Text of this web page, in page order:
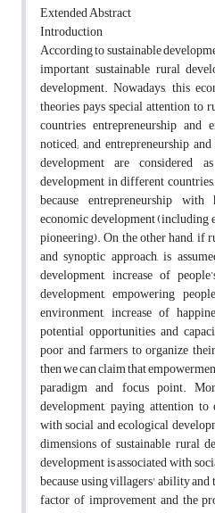
Extended Abstract
Introduction
According to sustainable
important sustainable rural
development. Nowadays, this
theories pays special attention to
countries entrepreneurship and
noticed; and entrepreneurship
development are considered
development in different
because entrepreneurship
economic development
pioneering). On the other hand, if
and synoptic approach, is
development, increase of
development, empowering
environment, increase of
potential opportunities and
poor and farmers to organize
then we can claim that
paradigm and focus point.
development, paying attention
with social and ecological
dimensions of sustainable rural
development is associated with
because using villagers' ability
factor of improvement and the